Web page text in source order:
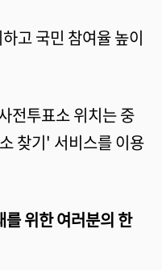
고 국민 참여율 높이
전투표소 위치는 중
찾기' 서비스를 이용
위한 여러분의 한